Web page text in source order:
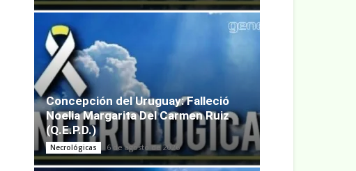
Concepción del Uruguay: Falleció
Noelia Margarita Del Carmen Ruiz
(Q.E.P.D.)
Necrológicas 6 de agosto de 2026